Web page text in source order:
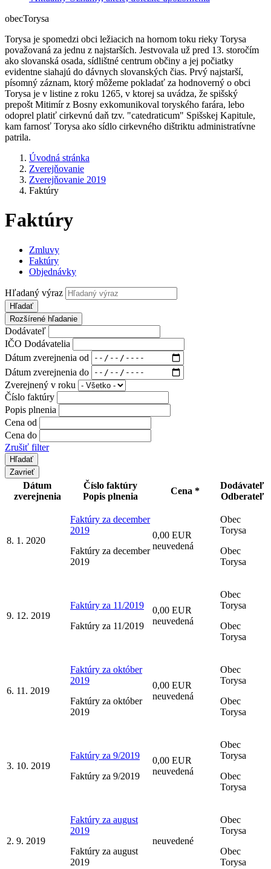
obecTorysa
Torysa je spomedzi obci ležiacich na hornom toku rieky Torysa
považovaná za jednu z najstarších. Jestvovala už pred 13. storočím
ako slovanská osada, sídlištné centrum občiny a jej počiatky
evidentne siahajú do dávnych slovanských čias. Prvý najstarší,
písomný záznam, ktorý môžeme pokladať za hodnoverný o obci
Torysa je v listine z roku 1265, v ktorej sa uvádza, že spišský
prepošt Mitimír z Bosny exkomunikoval toryského farára, lebo
odoprel platiť cirkevnú daň tzv. "catedraticum" Spišskej Kapitule,
kam farnosť Torysa ako sídlo cirkevného dištriktu administratívne
patrila.
Úvodná stránka
Zverejňovanie
Zverejňovanie 2019
Faktúry
Faktúry
Zmluvy
Faktúry
Objednávky
Hľadaný výraz
Hľadať
Rozšírené hľadanie
Dodávateľ
IČO Dodávatelia
Dátum zverejnenia od
Dátum zverejnenia do
Zverejnený v roku
Číslo faktúry
Popis plnenia
Cena od
Cena do
Zrušiť filter
Zavrieť
Dátum
zverejnenia
Číslo faktúry
Popis plnenia
Cena *
Dodávateľ
Odberateľ
8. 1. 2020
Faktúry za december
2019
Faktúry za december
2019
0,00 EUR
neuvedená
Obec
Torysa
Obec
Torysa
9. 12. 2019
Faktúry za 11/2019
Faktúry za 11/2019
0,00 EUR
neuvedená
Obec
Torysa
Obec
Torysa
6. 11. 2019
Faktúry za október
2019
Faktúry za október
2019
0,00 EUR
neuvedená
Obec
Torysa
Obec
Torysa
3. 10. 2019
Faktúry za 9/2019
Faktúry za 9/2019
0,00 EUR
neuvedená
Obec
Torysa
Obec
Torysa
2. 9. 2019
Faktúry za august
2019
Faktúry za august
2019
neuvedené
Obec
Torysa
Obec
Torysa